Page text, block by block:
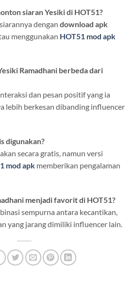
siaran Yesiki di HOT51?
dengan download apk
menggunakan HOT51 mod apk
Ramadhani berbeda dari
dan pesan positif yang ia
lebih berkesan dibanding influencer
digunakan?
secara gratis, namun versi
mod apk memberikan pengalaman
menjadi favorit di HOT51?
sempurna antara kecantikan,
yang jarang dimiliki influencer lain.